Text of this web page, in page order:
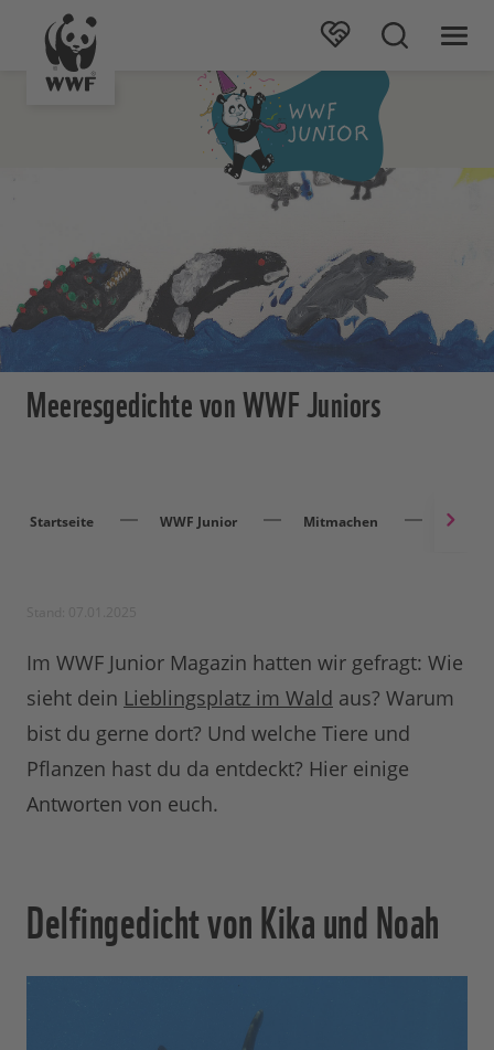
Meeresgedichte von WWF Juniors
Startseite WWF Junior Mitmachen
Im WWF Junior Magazin hatten wir gefragt: Wie
sieht dein Lieblingsplatz im Wald aus? Warum
bist du gerne dort? Und welche Tiere und
Pflanzen hast du da entdeckt? Hier einige
Antworten von euch.
Delfingedicht von Kika und Noah